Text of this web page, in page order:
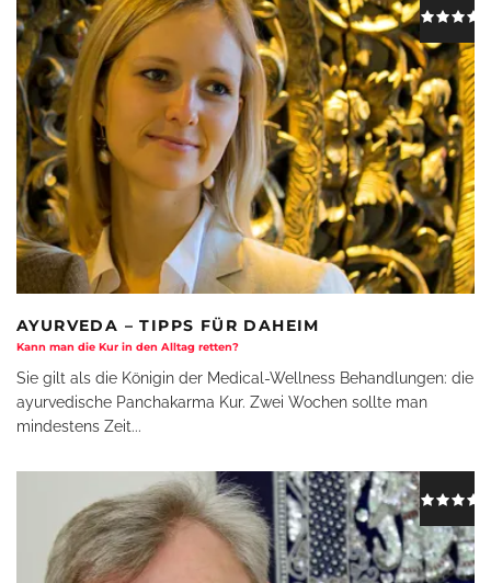
AYURVEDA – TIPPS FÜR DAHEIM
Kann man die Kur in den Alltag retten?
Sie gilt als die Königin der Medical-Wellness Behandlungen: die
ayurvedische Panchakarma Kur. Zwei Wochen sollte man
mindestens Zeit...